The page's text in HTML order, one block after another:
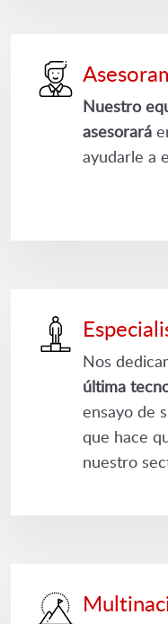
Nuestro
asesorará
ayudarle a
Nos
última
ensayo de
que hace
nuestro